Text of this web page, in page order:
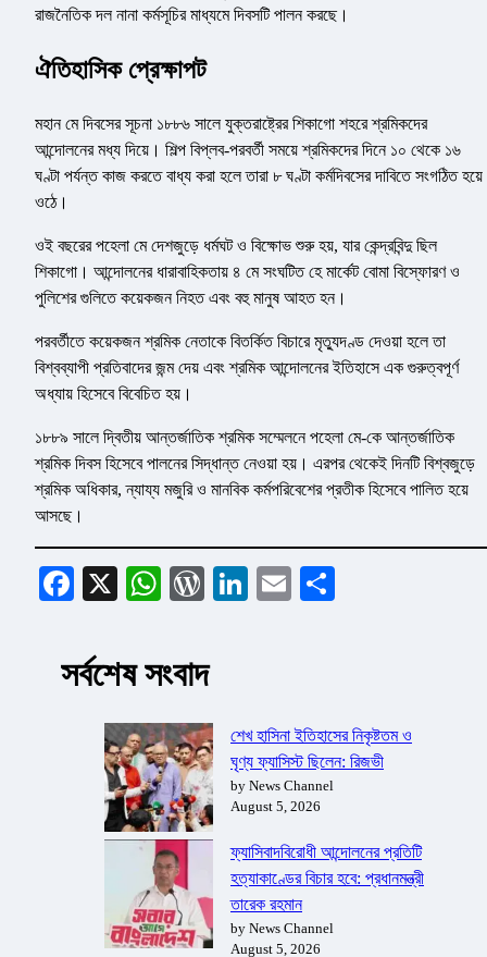
রাজনৈতিক দল নানা কর্মসূচির মাধ্যমে দিবসটি পালন করছে।
ঐতিহাসিক প্রেক্ষাপট
মহান মে দিবসের সূচনা ১৮৮৬ সালে যুক্তরাষ্ট্রের শিকাগো শহরে শ্রমিকদের
আন্দোলনের মধ্য দিয়ে। শিল্প বিপ্লব-পরবর্তী সময়ে শ্রমিকদের দিনে ১০ থেকে ১৬
ঘণ্টা পর্যন্ত কাজ করতে বাধ্য করা হলে তারা ৮ ঘণ্টা কর্মদিবসের দাবিতে সংগঠিত হয়ে
ওঠে।
ওই বছরের পহেলা মে দেশজুড়ে ধর্মঘট ও বিক্ষোভ শুরু হয়, যার কেন্দ্রবিন্দু ছিল
শিকাগো। আন্দোলনের ধারাবাহিকতায় ৪ মে সংঘটিত হে মার্কেট বোমা বিস্ফোরণ ও
পুলিশের গুলিতে কয়েকজন নিহত এবং বহু মানুষ আহত হন।
পরবর্তীতে কয়েকজন শ্রমিক নেতাকে বিতর্কিত বিচারে মৃত্যুদণ্ড দেওয়া হলে তা
বিশ্বব্যাপী প্রতিবাদের জন্ম দেয় এবং শ্রমিক আন্দোলনের ইতিহাসে এক গুরুত্বপূর্ণ
অধ্যায় হিসেবে বিবেচিত হয়।
১৮৮৯ সালে দ্বিতীয় আন্তর্জাতিক শ্রমিক সম্মেলনে পহেলা মে-কে আন্তর্জাতিক
শ্রমিক দিবস হিসেবে পালনের সিদ্ধান্ত নেওয়া হয়। এরপর থেকেই দিনটি বিশ্বজুড়ে
শ্রমিক অধিকার, ন্যায্য মজুরি ও মানবিক কর্মপরিবেশের প্রতীক হিসেবে পালিত হয়ে
আসছে।
Facebook
X WhatsApp
WordPress
LinkedIn
Email
সর্বশেষ সংবাদ
শেখ হাসিনা ইতিহাসের নিকৃষ্টতম ও
ঘৃণ্য ফ্যাসিস্ট ছিলেন: রিজভী
by News Channel
August 5, 2026
ফ্যাসিবাদবিরোধী আন্দোলনের প্রতিটি
হত্যাকাণ্ডের বিচার হবে: প্রধানমন্ত্রী
তারেক রহমান
by News Channel
August 5, 2026